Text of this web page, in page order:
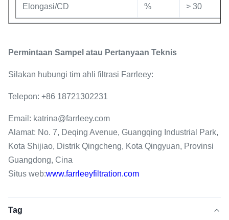
Elongasi/CD % > 30
Permintaan Sampel atau Pertanyaan Teknis
Silakan hubungi tim ahli filtrasi Farrleey:
Telepon: +86 18721302231
Email: katrina@farrleey.com
Alamat: No. 7, Deqing Avenue, Guangqing Industrial Park,
Kota Shijiao, Distrik Qingcheng, Kota Qingyuan, Provinsi
Guangdong, Cina
Situs web:www.farrleeyfiltration.com
Tag